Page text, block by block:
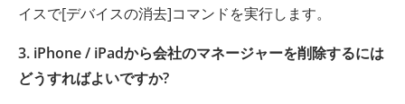
イスで[デバイスの消去]コマンドを実行します。
3. iPhone / iPadから会社のマネージャーを削除するには
どうすればよいですか?